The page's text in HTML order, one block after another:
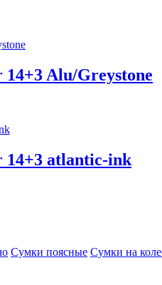
Alu/Greystone
14+3 atlantic-ink
Сумки поясные Сумки на